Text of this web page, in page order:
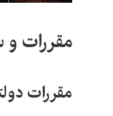
مقررات و
مقررات دولتی